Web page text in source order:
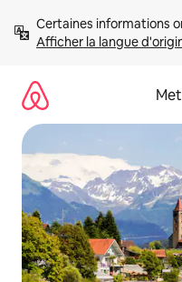
directement
Afficher la langue